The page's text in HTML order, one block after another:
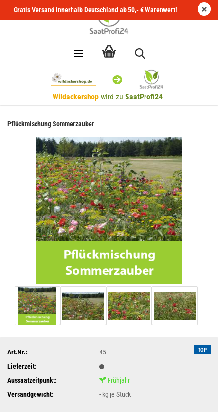
Wildackershop wird zu SaatProfi24
Gratis Versand innerhalb Deutschland ab 50,- € Warenwert!
Pflückmischung Sommerzauber
TOP
Art.Nr.:
45
Lieferzeit:
Aussaatzeitpunkt:
Frühjahr
Versandgewicht:
- kg je Stück